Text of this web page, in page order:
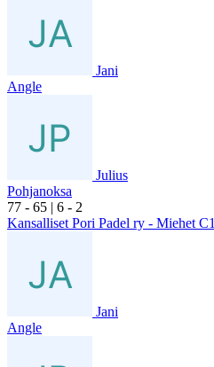
Jani
Angle
Julius
Pohjanoksa
77 - 65 | 6 - 2
Kansalliset Pori Padel ry - Miehet C1
Jani
Angle